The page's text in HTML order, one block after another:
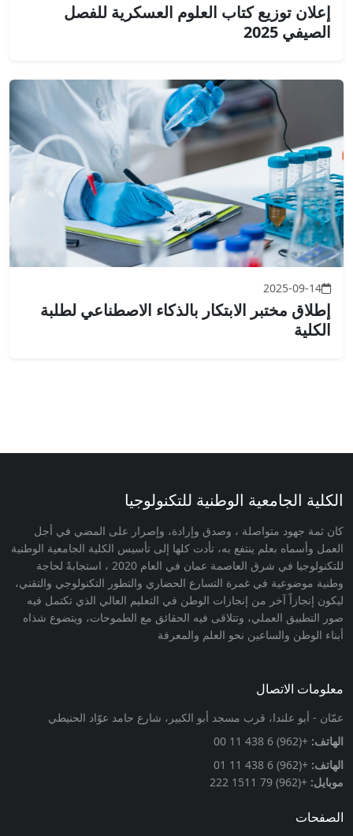
إعلان توزيع كتاب العلوم العسكرية للفصل
الصيفي 2025
2025-09-14
إطلاق مختبر الابتكار بالذكاء الاصطناعي لطلبة
الكلية
الكلية الجامعية الوطنية للتكنولوجيا
كان ثمة جهود متواصلة ، وصدق وإرادة، وإصرار على المضي في أجل
العمل وأسماه بعلم ينتفع به، تأدت كلها إلى تأسيس الكلية الجامعية الوطنية
للتكنولوجيا في شرق العاصمة عمان في العام 2020 ، استجابةً لحاجة
وطنية موضوعية في غمرة التسارع الحضاري والتطور التكنولوجي والتقني،
ليكون إنجازاً آخر من إنجازات الوطن في التعليم العالي الذي تكتمل فيه
صور التطبيق العملي، وتتلاقى فيه الحقائق مع الطموحات، ويتضوع شذاه
أبناء الوطن والساعين نحو العلم والمعرفة
معلومات الاتصال
عمّان - أبو علندا، قرب مسجد أبو الكبير، شارع حامد عوّاد الحنيطي
الهاتف: +(962) 6 438 11 00
الهاتف: +(962) 6 438 11 01
موبايل: +(962) 79 1511 222
الصفحات